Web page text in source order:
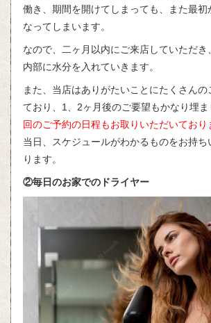
働き、期間を開けてしまっても、また最初
なってしまいます。
なので、二ヶ月以内にご来店していただき
内部に水分を入れていきます。
また、当店はありがたいことにたくさん
ており、1、2ヶ月後のご要望もかなり埋ま
回のご予約の日程もお取りいただいており
当日、スケジュールがわかるものをお持ち
ります。
②毎日のお家でのドライヤー